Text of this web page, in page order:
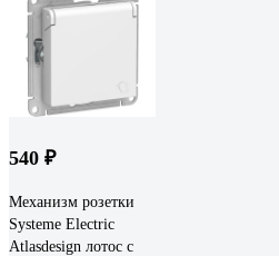
540 ₽
Механизм розетки
Systeme Electric
Atlasdesign лотос с